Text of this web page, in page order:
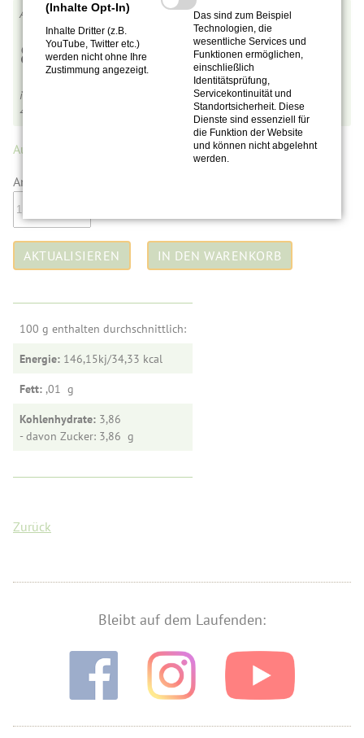
E0017
8,90€
inkl. MwSt.,
4,45
Auf Lager.
Anzahl:
100 g enthalten durchschnittlich:
Energie: 146,15kj/34,33
Fett: ,01
Kohlenhydrate: 3,86
- davon Zucker: 3,86
Zurück
Bleibt auf dem Laufenden:
(Inhalte Opt-In)
Inhalte Dritter (z.B.
YouTube, Twitter etc.)
werden nicht ohne Ihre
Zustimmung angezeigt.
Das sind zum Beispiel
Technologien, die
wesentliche Services und
Funktionen ermöglichen,
einschließlich
Identitätsprüfung,
Servicekontinuität und
Standortsicherheit. Diese
Dienste sind essenziell für
die Funktion der Website
und können nicht abgelehnt
werden.